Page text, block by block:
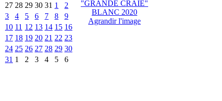
27 28 29 30 31 1
2
3
4 5 6 7 8
9
10 11 12 13 14 15 16
17 18 19 20 21 22 23
24 25 26 27 28 29 30
31 1 2 3 4 5 6
Agrandir l'image